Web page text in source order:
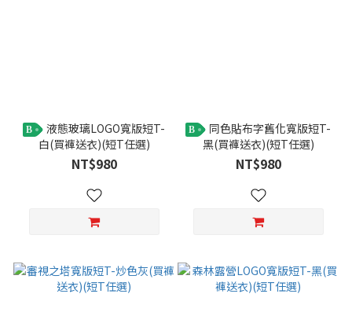
B
白(買褲送衣)(短T任選)
NT$980
B
黑(買褲送衣)(短T任選)
NT$980